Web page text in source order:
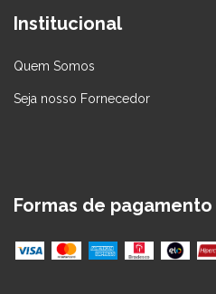
Institucional
Quem Somos
Seja nosso Fornecedor
Formas de pagamento